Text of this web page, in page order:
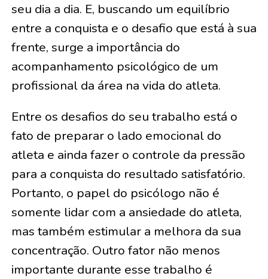
seu dia a dia. E, buscando um equilíbrio
entre a conquista e o desafio que está à sua
frente, surge a importância do
acompanhamento psicológico de um
profissional da área na vida do atleta.
Entre os desafios do seu trabalho está o
fato de preparar o lado emocional do
atleta e ainda fazer o controle da pressão
para a conquista do resultado satisfatório.
Portanto, o papel do psicólogo não é
somente lidar com a ansiedade do atleta,
mas também estimular a melhora da sua
concentração. Outro fator não menos
importante durante esse trabalho é